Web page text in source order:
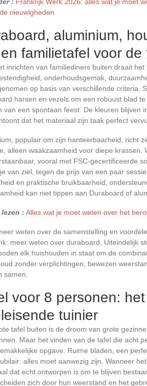
nieuwigheden
aluminium,
familietafel voor de
inrichten van familiediners buiten draait
onderhoudsgemak,
op basis van verschillende criteria.
harsen en vezels om een robuust blad
van een spontaan feest. De kleuren blijven
dat het materiaal zijn taak perfect
populair om zijn hanteerbaarheid, richt
alleen waakzaamheid voor diepe krassen.
vooral met FSC-gecertificeerde
van ziel, tegen de prijs van een paar
en praktische bruikbaarheid,
kan niet tippen aan Duraboard of
lezen : Alles wat je moet weten over het
weten over de samenstelling en
meer weten over duraboard. Uiteindelijk
elk huishouden in staat om de
zonder verplichtingen, bewezen
samen.
voor 8 personen:
tuinier
tafel buiten is de droom van grote
Maar het vinden van de tafel die acht
opgave. Ruime bladen, een
alles moet aanwezig zijn. Wanneer
dat echt ontworpen is om te blijven
zich door hun weerstand en het